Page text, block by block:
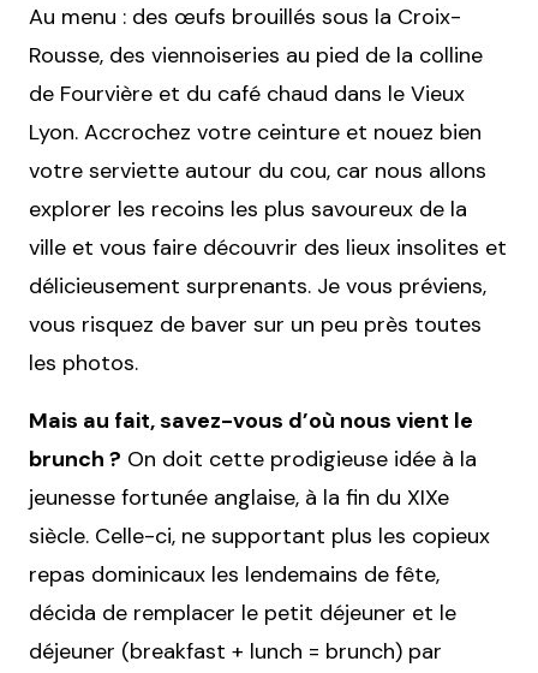
Au menu : des œufs brouillés sous la Croix-
Rousse, des viennoiseries au pied de la colline
de Fourvière et du café chaud dans le Vieux
Lyon. Accrochez votre ceinture et nouez bien
votre serviette autour du cou, car nous allons
explorer les recoins les plus savoureux de la
ville et vous faire découvrir des lieux insolites et
délicieusement surprenants. Je vous préviens,
vous risquez de baver sur un peu près toutes
les photos.
Mais au fait, savez-vous d’où nous vient le
brunch ? On doit cette prodigieuse idée à la
jeunesse fortunée anglaise, à la fin du XIXe
siècle. Celle-ci, ne supportant plus les copieux
repas dominicaux les lendemains de fête,
décida de remplacer le petit déjeuner et le
déjeuner (breakfast + lunch = brunch) par